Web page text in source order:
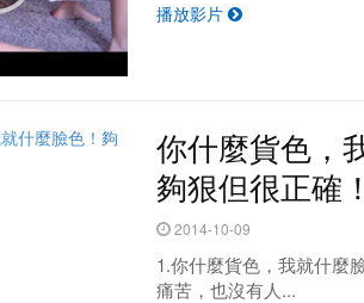
最夯的野餐地點 原來是這！？
播放影片
你什麼貨色，
夠狠但很正確
2014-10-09
1.你什麼貨色，我就什麼
痛苦，也沒有人...